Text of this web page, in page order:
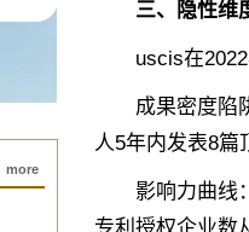
more
三、隐性维
uscis在2022年
成果密度陷阱‌
人5年内发表8篇
影响力曲线‌：